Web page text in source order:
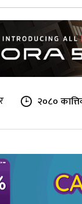
२०८०